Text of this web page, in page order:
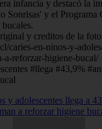
infancia y destacó la
Sonrisas' y el
y creditos de la
caries-en-ninos-y-
a-reforzar-higiene-bucal/
#llega #43,9%
y adolescentes llega a
a reforzar higiene